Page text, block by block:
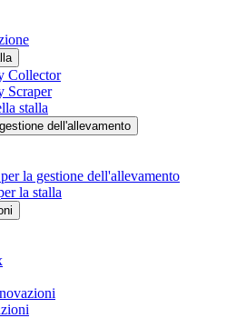
Collector
Scraper
stalla
dell'allevamento
la gestione dell'allevamento
la stalla